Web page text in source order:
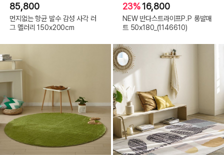
85,800
먼지없는 항균 발수 감성 사각 러
그 멜러리 150x200cm
23%16,800
NEW 반다스트라이프P.P 롱발매
트 50x180_(1146610)